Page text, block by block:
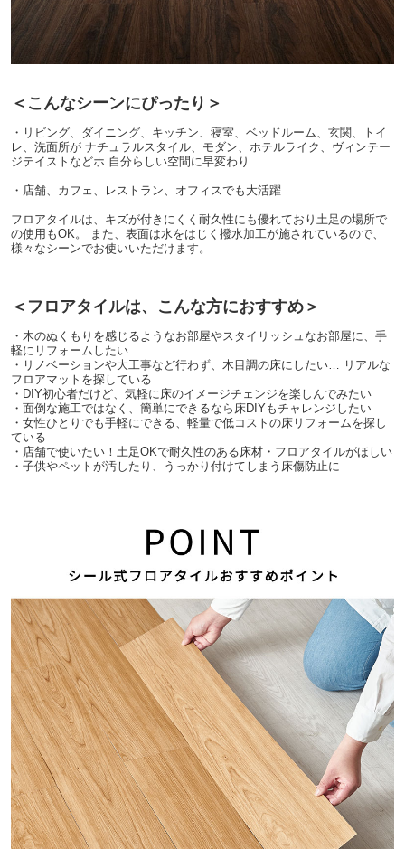
＜こんなシーンにぴったり＞
・リビング、ダイニング、キッチン、寝室、ベッドルーム、玄関、トイ
レ、洗面所が ナチュラルスタイル、モダン、ホテルライク、ヴィンテー
ジテイストなどホ 自分らしい空間に早変わり
・店舗、カフェ、レストラン、オフィスでも大活躍
フロアタイルは、キズが付きにくく耐久性にも優れており土足の場所で
の使用もOK。 また、表面は水をはじく撥水加工が施されているので、
様々なシーンでお使いいただけます。
＜フロアタイルは、こんな方におすすめ＞
・木のぬくもりを感じるようなお部屋やスタイリッシュなお部屋に、手
軽にリフォームしたい
・リノベーションや大工事など行わず、木目調の床にしたい… リアルな
フロアマットを探している
・DIY初心者だけど、気軽に床のイメージチェンジを楽しんでみたい
・面倒な施工ではなく、簡単にできるなら床DIYもチャレンジしたい
・女性ひとりでも手軽にできる、軽量で低コストの床リフォームを探し
ている
・店舗で使いたい！土足OKで耐久性のある床材・フロアタイルがほしい
・子供やペットが汚したり、うっかり付けてしまう床傷防止に